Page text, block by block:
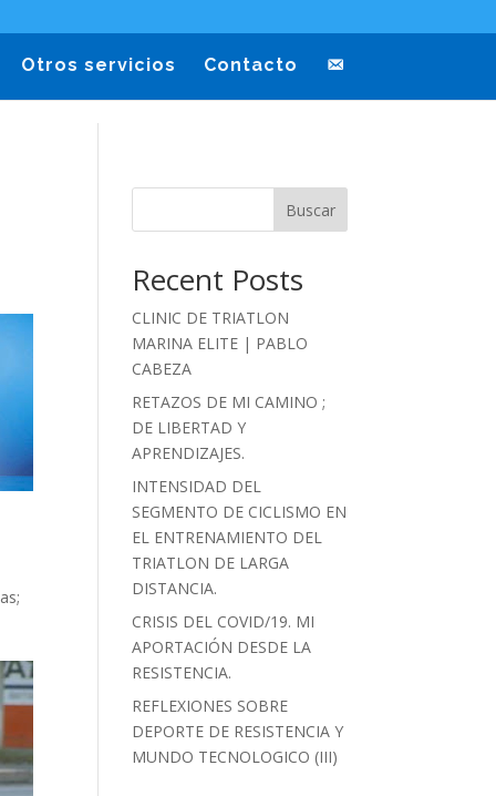
Otros servicios Contacto
Buscar
Recent Posts
CLINIC DE TRIATLON
MARINA ELITE | PABLO
CABEZA
RETAZOS DE MI CAMINO ;
DE LIBERTAD Y
APRENDIZAJES.
INTENSIDAD DEL
SEGMENTO DE CICLISMO EN
EL ENTRENAMIENTO DEL
TRIATLON DE LARGA
DISTANCIA.
CRISIS DEL COVID/19. MI
APORTACIÓN DESDE LA
RESISTENCIA.
REFLEXIONES SOBRE
DEPORTE DE RESISTENCIA Y
MUNDO TECNOLOGICO (III)